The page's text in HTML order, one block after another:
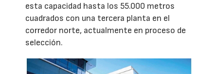
esta capacidad hasta los 55.000 metros
cuadrados con una tercera planta en el
corredor norte, actualmente en proceso de
selección.